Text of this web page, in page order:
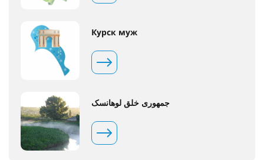
Курск муж
جمهوری خلق لوهانسک